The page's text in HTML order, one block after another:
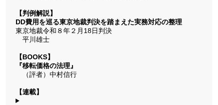
【判例解説】
DD費用を巡る東京地裁判決を踏まえた実務対応の整理
東京地裁令和８年２月18日判決
平川雄士
【BOOKS】
『移転価格の法理』
（評者）中村信行
【連載】